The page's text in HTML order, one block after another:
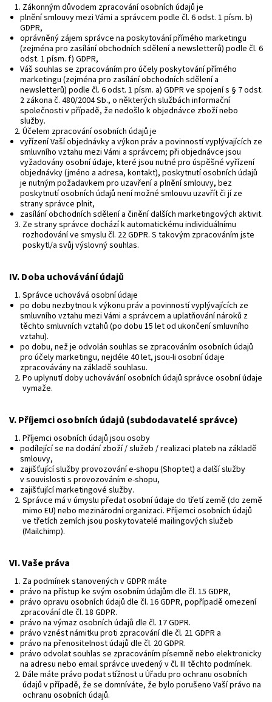
Zákonným důvodem zpracování osobních údajů je
plnění smlouvy mezi Vámi a správcem podle čl. 6 odst. 1 písm. b)
GDPR,
oprávněný zájem správce na poskytování přímého marketingu
(zejména pro zasílání obchodních sdělení a newsletterů) podle čl. 6
odst. 1 písm. f) GDPR,
Váš souhlas se zpracováním pro účely poskytování přímého
marketingu (zejména pro zasílání obchodních sdělení a
newsletterů) podle čl. 6 odst. 1 písm. a) GDPR ve spojení s § 7 odst.
2 zákona č. 480/2004 Sb., o některých službách informační
společnosti v případě, že nedošlo k objednávce zboží nebo
služby.
Účelem zpracování osobních údajů je
vyřízení Vaší objednávky a výkon práv a povinností vyplývajících ze
smluvního vztahu mezi Vámi a správcem; při objednávce jsou
vyžadovány osobní údaje, které jsou nutné pro úspěšné vyřízení
objednávky (jméno a adresa, kontakt), poskytnutí osobních údajů
je nutným požadavkem pro uzavření a plnění smlouvy, bez
poskytnutí osobních údajů není možné smlouvu uzavřít či jí ze
strany správce plnit,
zasílání obchodních sdělení a činění dalších marketingových aktivit.
Ze strany správce dochází k automatickému individuálnímu
rozhodování ve smyslu čl. 22 GDPR. S takovým zpracováním jste
poskytl/a svůj výslovný souhlas.
IV.Doba uchovávání údajů
Správce uchovává osobní údaje
po dobu nezbytnou k výkonu práv a povinností vyplývajících ze
smluvního vztahu mezi Vámi a správcem a uplatňování nároků z
těchto smluvních vztahů (po dobu 15 let od ukončení smluvního
vztahu).
po dobu, než je odvolán souhlas se zpracováním osobních údajů
pro účely marketingu, nejdéle 40 let, jsou-li osobní údaje
zpracovávány na základě souhlasu.
Po uplynutí doby uchovávání osobních údajů správce osobní údaje
vymaže.
V.Příjemci osobních údajů (subdodavatelé správce)
Příjemci osobních údajů jsou osoby
podílející se na dodání zboží / služeb / realizaci plateb na základě
smlouvy,
zajišťující služby provozování e-shopu (Shoptet) a další služby
v souvislosti s provozováním e-shopu,
zajišťující marketingové služby.
Správce má v úmyslu předat osobní údaje do třetí země (do země
mimo EU) nebo mezinárodní organizaci. Příjemci osobních údajů
ve třetích zemích jsou poskytovatelé mailingových služeb
(Mailchimp).
VI.Vaše práva
Za podmínek stanovených v GDPR máte
právo na přístup ke svým osobním údajům dle čl. 15 GDPR,
právo opravu osobních údajů dle čl. 16 GDPR, popřípadě omezení
zpracování dle čl. 18 GDPR.
právo na výmaz osobních údajů dle čl. 17 GDPR.
právo vznést námitku proti zpracování dle čl. 21 GDPR a
právo na přenositelnost údajů dle čl. 20 GDPR.
právo odvolat souhlas se zpracováním písemně nebo elektronicky
na adresu nebo email správce uvedený v čl. III těchto podmínek.
Dále máte právo podat stížnost u Úřadu pro ochranu osobních
údajů v případě, že se domníváte, že bylo porušeno Vaší právo na
ochranu osobních údajů.